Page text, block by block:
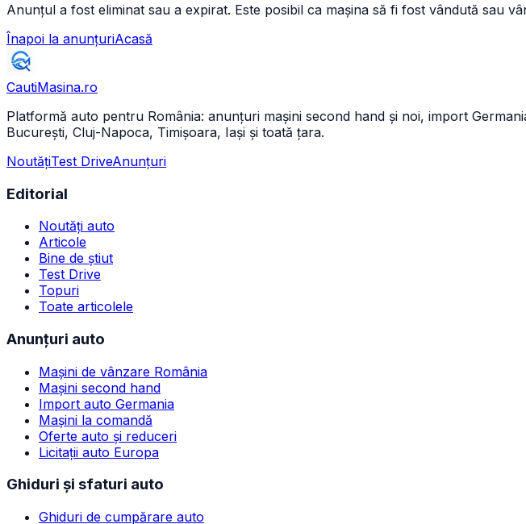
Anunțul a fost eliminat sau a expirat. Este posibil ca mașina să fi fost vândută sau
Înapoi la anunțuriAcasă
CautiMasina.ro
Platformă auto pentru România: anunțuri mașini second hand și noi, import
București, Cluj-Napoca, Timișoara, Iași și toată țara.
NoutățiTest DriveAnunțuri
Editorial
Noutăți auto
Articole
Bine de știut
Test Drive
Topuri
Toate articolele
Anunțuri auto
Mașini de vânzare România
Mașini second hand
Import auto Germania
Mașini la comandă
Oferte auto și reduceri
Licitații auto Europa
Ghiduri și sfaturi auto
Ghiduri de cumpărare auto